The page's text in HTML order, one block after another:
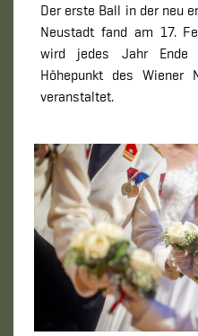
Der erste Ball in der neu
Neustadt fand am 17.
wird jedes Jahr Ende
Höhepunkt des Wiener
veranstaltet.